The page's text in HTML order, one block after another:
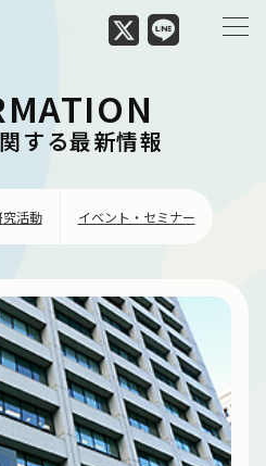
する最新情報
究活動 イベント・セミナー